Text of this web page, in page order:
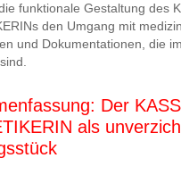
funktionale Gestaltung des
den Umgang mit
und Dokumentationen, die
Der
als